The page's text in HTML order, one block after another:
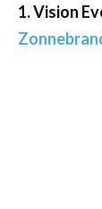
1. Vision